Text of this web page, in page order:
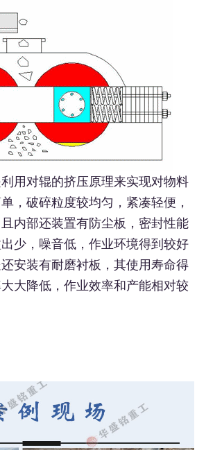
用对辊的挤压原理来实现对物料
，破碎粒度较均匀，紧凑轻便，
内部还装置有防尘板，密封性能
少，噪音低，作业环境得到较好
安装有耐磨衬板，其使用寿命得
大降低，作业效率和产能相对较